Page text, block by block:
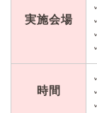
実施会場
時間